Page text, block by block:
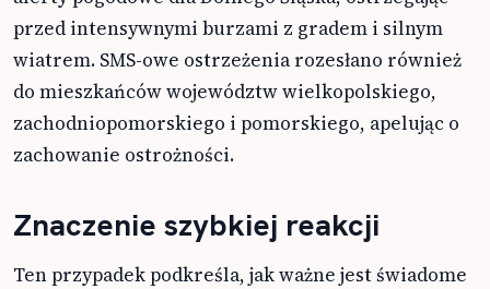
przed intensywnymi burzami z gradem i silnym
wiatrem. SMS-owe ostrzeżenia rozesłano również
do mieszkańców województw wielkopolskiego,
zachodniopomorskiego i pomorskiego, apelując o
zachowanie ostrożności.
Znaczenie szybkiej reakcji
Ten przypadek podkreśla, jak ważne jest świadome